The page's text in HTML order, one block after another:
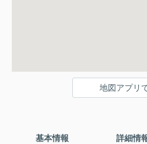
地図アプリ
基本情報 詳細情